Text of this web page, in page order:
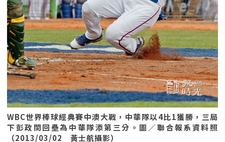
WBC世界棒球經典賽中澳大戰，中華隊以4比1獲勝，三局
下彭政閔回壘為中華隊添第三分。圖／聯合報系資料照
（2013/03/02 黃士航攝影）